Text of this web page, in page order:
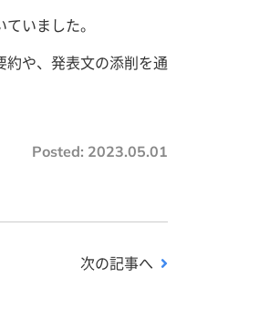
いました。
や、発表文の添削を通
Posted: 2023.05.01
次の記事へ